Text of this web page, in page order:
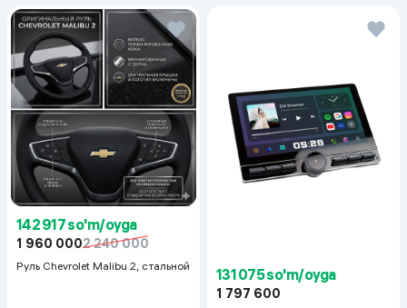
142 917 so'm/oyga
1 960 0002 240 000
Руль Chevrolet Malibu 2, cтальной
131 075 so'm/oyga
1 797 600